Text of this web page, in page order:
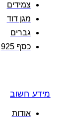
צמידים
מגן דוד
גברים
כסף 925
מידע חשוב
אודות